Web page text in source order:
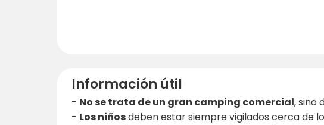
Información útil
- No se trata de un gran camping comercial, sino
- Los niñosdeben estar siempre vigilados cerca de